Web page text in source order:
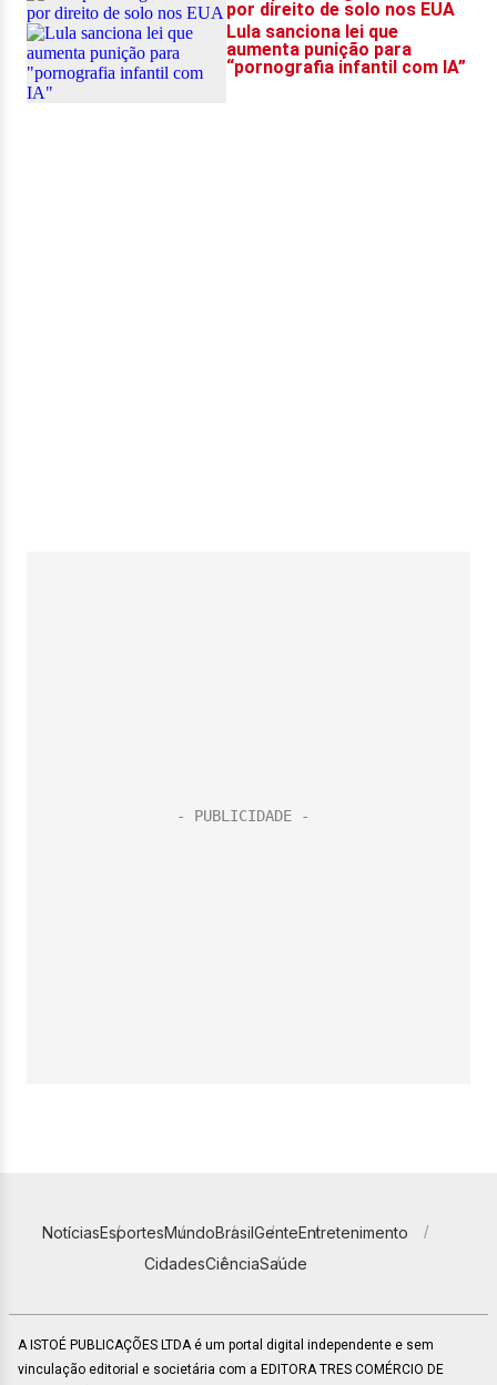
NotíciasEsportesMundoBrasilGenteEntretenimento
CidadesCiênciaSaúde
A ISTOÉ PUBLICAÇÕES LTDA é um portal digital independente e sem
vinculação editorial e societária com a EDITORA TRES COMÉRCIO DE